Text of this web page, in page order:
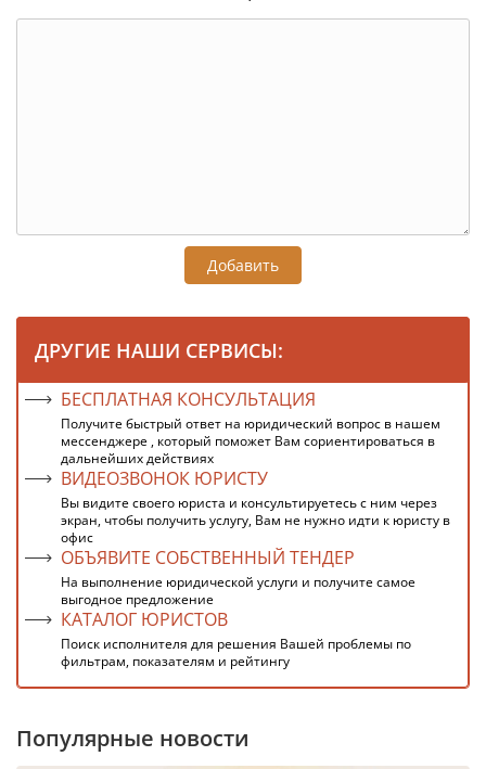
Добавить
ДРУГИЕ НАШИ СЕРВИСЫ:
БЕСПЛАТНАЯ КОНСУЛЬТАЦИЯ
Получите быстрый ответ на юридический вопрос в нашем
мессенджере , который поможет Вам сориентироваться в
дальнейших действиях
ВИДЕОЗВОНОК ЮРИСТУ
Вы видите своего юриста и консультируетесь с ним через
экран, чтобы получить услугу, Вам не нужно идти к юристу в
офис
ОБЪЯВИТЕ СОБСТВЕННЫЙ ТЕНДЕР
На выполнение юридической услуги и получите самое
выгодное предложение
КАТАЛОГ ЮРИСТОВ
Поиск исполнителя для решения Вашей проблемы по
фильтрам, показателям и рейтингу
Популярные новости